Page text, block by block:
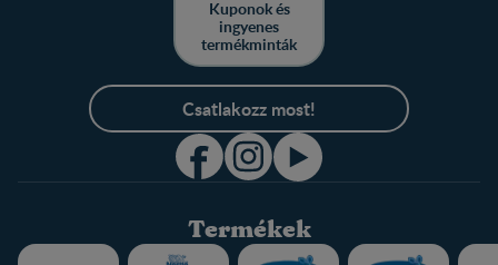
Kuponok és
ingyenes
termékminták
Csatlakozz most!
Termékek